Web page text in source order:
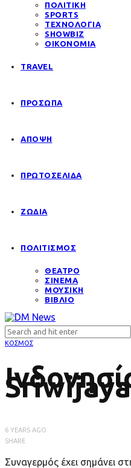
ΠΟΛΙΤΙΚΗ
SPORTS
ΤΕΧΝΟΛΟΓΙΑ
SHOWBIZ
ΟΙΚΟΝΟΜΙΑ
TRAVEL
ΠΡΟΣΩΠΑ
ΑΠΟΨΗ
ΠΡΩΤΟΣΕΛΙΔΑ
ΖΩΔΙΑ
ΠΟΛΙΤΙΣΜΟΣ
ΘΕΑΤΡΟ
ΣΙΝΕΜΑ
ΜΟΥΣΙΚΗ
ΒΙΒΛΙΟ
ΚΟΣΜΟΣ
6 YEARS AGO
SHARE
Συναγερμός έχει σημάνει